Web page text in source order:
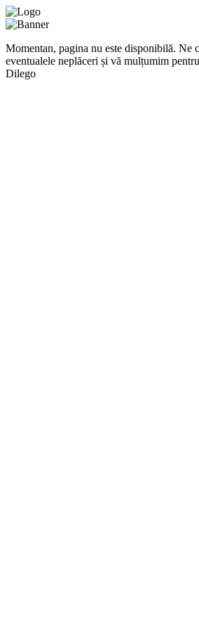
Momentan, pagina nu este disponibilă. Ne
eventualele neplăceri și vă mulțumim
Dilego